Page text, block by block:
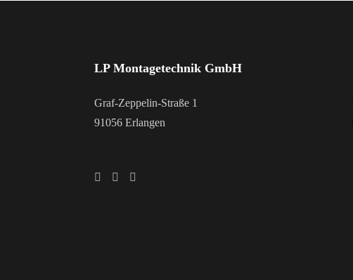
LP Montagetechnik GmbH
Graf-Zeppelin-Straße 1
91056 Erlangen